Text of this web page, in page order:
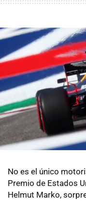
No es el único
Premio de Estados
Helmut Marko,